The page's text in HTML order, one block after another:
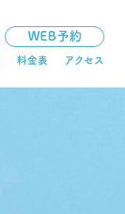
WEB予約
料金表 アクセス